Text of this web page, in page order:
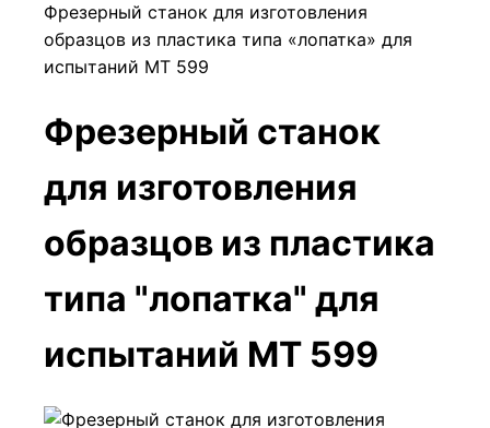
Фрезерный станок для изготовления
образцов из пластика типа «лопатка» для
испытаний МТ 599
Фрезерный станок
для изготовления
образцов из пластика
типа "лопатка" для
испытаний МТ 599